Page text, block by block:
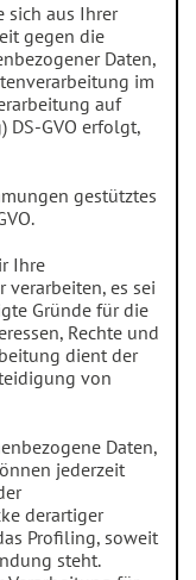
sich aus Ihrer
gegen die
Daten,
im
auf
DS-GVO erfolgt,
gestütztes
Ihre
verarbeiten, es sei
Gründe für die
Rechte und
dient der
von
Daten,
jederzeit
derartiger
Profiling, soweit
steht.